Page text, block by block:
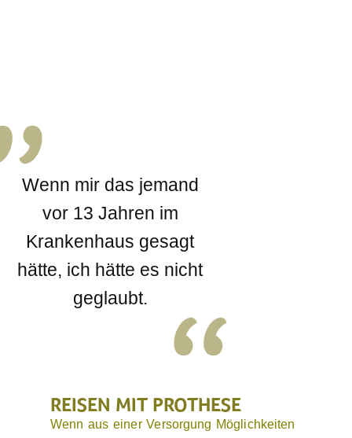
Wenn mir das jemand
vor 13 Jahren im
Krankenhaus gesagt
hätte, ich hätte es nicht
geglaubt.
REISEN MIT PROTHESE
Wenn aus einer Versorgung Möglichkeiten